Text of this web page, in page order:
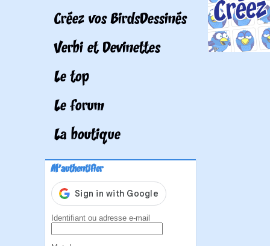
Créez vos BirdsDessinés
Verbi et Devinettes
Le top
Le forum
La boutique
M'authentifier
Identifiant ou adresse e-mail